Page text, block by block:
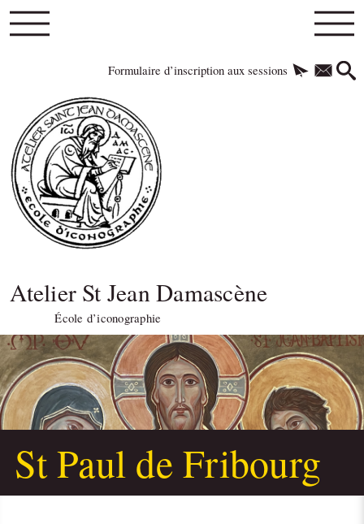
Formulaire d’inscription aux sessions
Atelier St Jean Damascène
École d’iconographie
St Paul de Fribourg